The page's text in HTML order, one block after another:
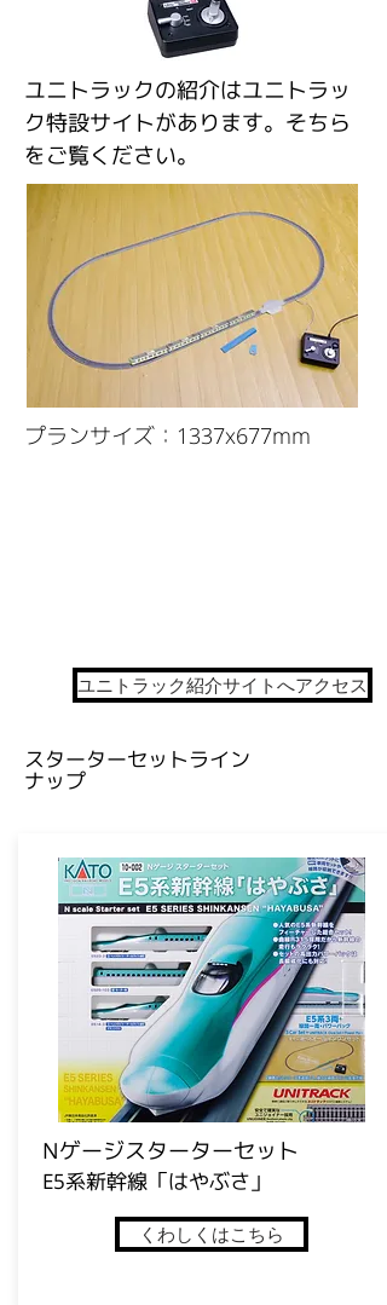
ユニトラックの紹介はユニトラッ
ク特設サイトがあります。そちら
をご覧ください。
プランサイズ：1337x677mm
ユニトラック紹介サイトへアクセス
​スターターセットライン
ナップ
​Nゲージスターターセット
E5系新幹線「はやぶさ」
くわしくはこちら